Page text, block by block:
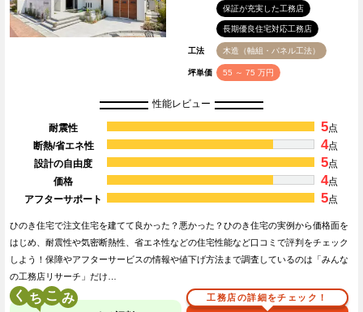
保証が充実した工務店
長期優良住宅対応工務店
工法 木造（軸組・パネル工法）
坪単価 55 ～ 75 万円
性能レビュー
耐震性 5点
断熱/省エネ性
4点
設計の自由度
5点
価格
4点
アフターサポート
5点
ひのき住宅で注文住宅を建てて良かった？悪かった？ひのき住宅の実例から価格面を
はじめ、耐震性や気密断熱性、省エネ性などの住宅性能など口コミで評判をチェック
しよう！保障やアフターサービスの情報や値下げ方法まで調査しているのは「みんな
の工務店リサーチ」だけ…
く こ 工務店の詳細をチェック！